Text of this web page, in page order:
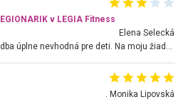
v LEGIA Fitness
Elena Selecká
. Monika Lipovská